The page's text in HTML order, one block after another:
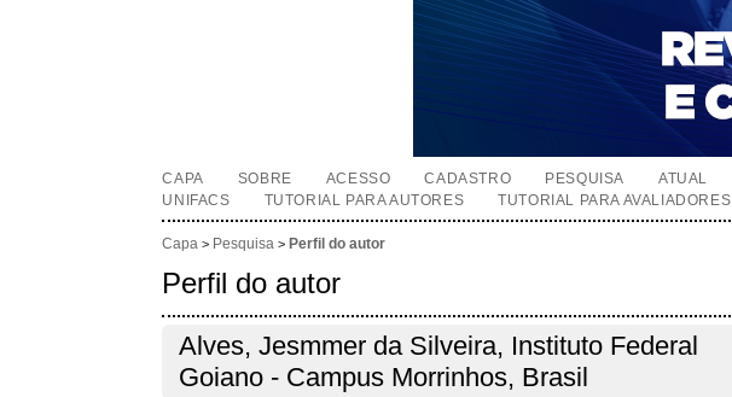
CAPA SOBRE ACESSO CADASTRO PESQUISA ATUAL
UNIFACS
TUTORIAL PARA AUTORES TUTORIAL PARA AVALIADORES
Capa > Pesquisa > Perfil do autor
Perfil do autor
Alves, Jesmmer da Silveira, Instituto Federal
Goiano - Campus Morrinhos, Brasil